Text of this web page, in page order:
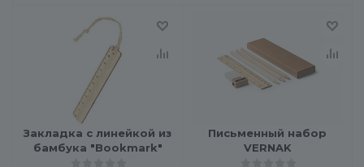
Закладка с линейкой из
бамбука "Bookmark"
Письменный набор
VERNAK